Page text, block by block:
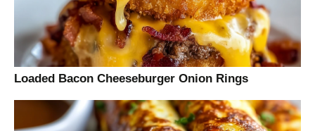
Loaded Bacon Cheeseburger Onion Rings